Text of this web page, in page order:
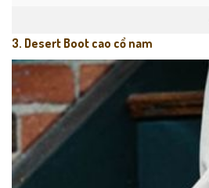
3. Desert Boot cao cổ nam